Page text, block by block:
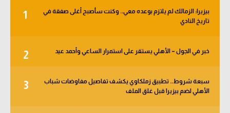
1
بيزيرا: الزمالك لم يلتزم بوعده معي.. وكنت سأصبح أغلى صفقة في
تاريخ النادي
2 خبر في الجول – الأهلي يستقر على استمرار الساعي وأحمد عيد
3
سبعة شروط.. تطبيق زملكاوي يكشف تفاصيل مفاوضات شباب
الأهلي لضم بيزيرا قبل غلق الملف